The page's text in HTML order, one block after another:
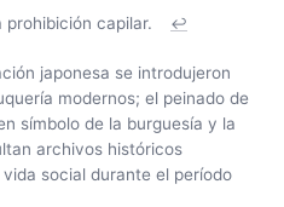
prohibición capilar.
↩
japonesa se introdujeron
modernos; el peinado de
símbolo de la burguesía y la
archivos históricos
social durante el período